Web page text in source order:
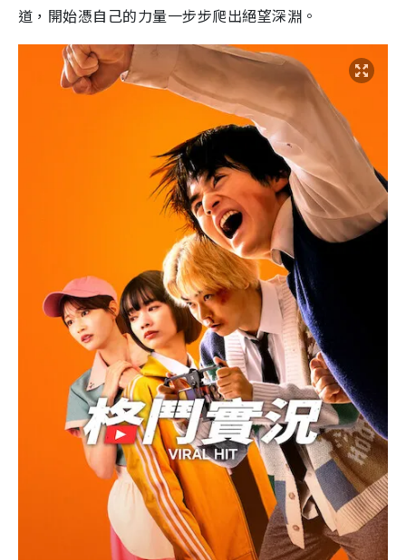
道，開始憑自己的力量一步步爬出絕望深淵。